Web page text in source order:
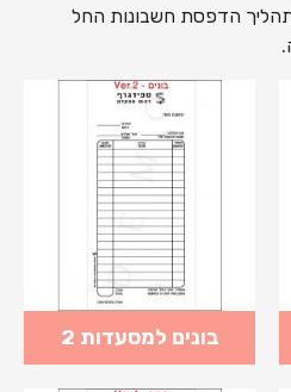
הדפסת חשבונות החל
בונים למסעדות 2